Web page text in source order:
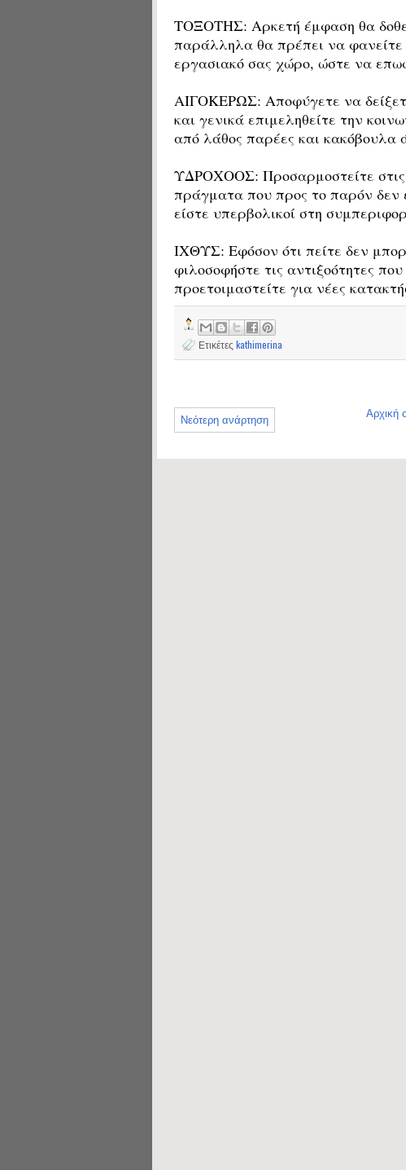
ΤΟΞΟΤΗΣ: Αρκετή έμφαση θα
παράλληλα θα πρέπει να φανείτε
εργασιακό σας χώρο, ώστε να
ΑΙΓΟΚΕΡΩΣ: Αποφύγετε να
και γενικά επιμεληθείτε την
από λάθος παρέες και κακόβουλα
ΥΔΡΟΧΟΟΣ: Προσαρμοστείτε στις
πράγματα που προς το παρόν δεν
είστε υπερβολικοί στη
ΙΧΘΥΣ: Εφόσον ότι πείτε δεν
φιλοσοφήστε τις αντιξοότητες
προετοιμαστείτε για νέες
Ετικέτες kathimerina
Νεότερη ανάρτηση
Αρχική